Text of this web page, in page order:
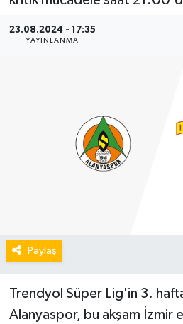
23.08.2024 - 17:35
YAYINLANMA
Paylaş
Trendyol Süper Lig'in 3.
Alanyaspor, bu akşam İzmir
Gazipaşa